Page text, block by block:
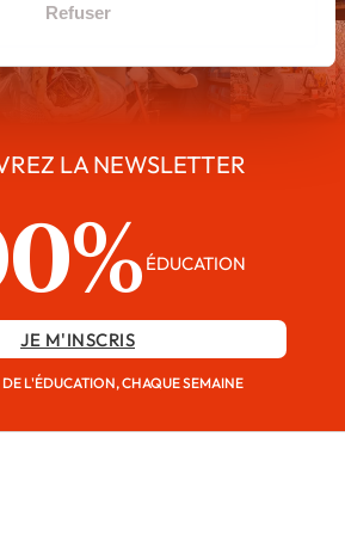
Refuser
LA NEWSLETTER
ÉDUCATION
JE M'INSCRIS
L'ÉDUCATION, CHAQUE SEMAINE